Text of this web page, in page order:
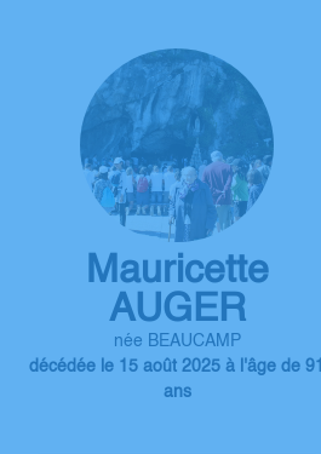
Mauricette
AUGER
née BEAUCAMP
décédée le 15 août 2025 à l'âge de 91
ans